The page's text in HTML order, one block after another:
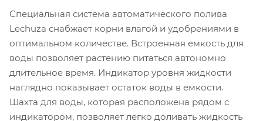
Специальная система автоматического полива
Lechuza снабжает корни влагой и удобрениями в
оптимальном количестве. Встроенная емкость для
воды позволяет растению питаться автономно
длительное время. Индикатор уровня жидкости
наглядно показывает остаток воды в емкости.
Шахта для воды, которая расположена рядом с
индикатором, позволяет легко доливать жидкость